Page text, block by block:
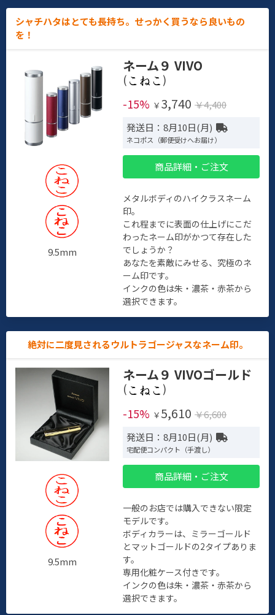
シャチハタはとても長持ち。せっかく買うなら良いもの
を！
9.5mm
ネーム９ VIVO
(
)
-15% ￥ 3,740 ￥4,400
発送日：8月10日(月)
ネコポス（郵便受けへお届け）
商品詳細・ご注文
メタルボディのハイクラスネーム
印。
これ程までに表面の仕上げにこだ
わったネーム印がかつて存在した
でしょうか？
あなたを素敵にみせる、究極のネ
ーム印です。
インクの色は朱・濃茶・赤茶から
選択できます。
絶対に二度見されるウルトラゴージャスなネーム印。
9.5mm
ネーム９ VIVOゴールド
(
)
-15% ￥ 5,610 ￥6,600
発送日：8月10日(月)
宅配便コンパクト（手渡し）
商品詳細・ご注文
一般のお店では購入できない限定
モデルです。
ボディカラーは、ミラーゴールド
とマットゴールドの2タイプありま
す。
専用化粧ケース付きです。
インクの色は朱・濃茶・赤茶から
選択できます。